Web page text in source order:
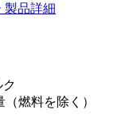
製品詳細
燃料を除く）